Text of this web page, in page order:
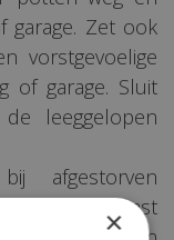
Zet ook
vorstgevoelige
of garage. Sluit
leeggelopen
afgestorven
vast
×